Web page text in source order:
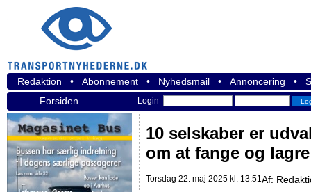
Redaktion • Abonnement • Nyhedsmail • Annoncering •
Forsiden
Login
10 selskaber er
om at fange og
Torsdag 22. maj 2025 kl: 13:51Af: